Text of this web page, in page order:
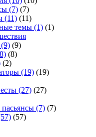
(7) (7)
(11) (11)
темы (1) (1)
(9) (9)
(8)
(2)
(19) (19)
(27) (27)
(7) (7)
(57)